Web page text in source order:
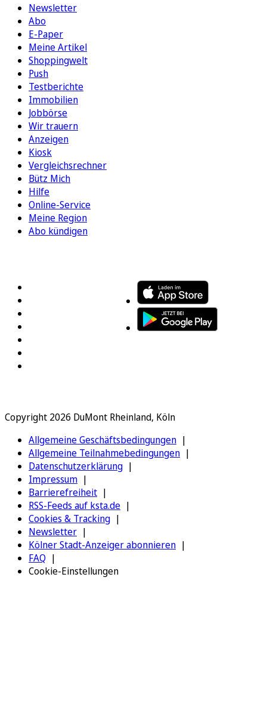
Newsletter
Abo
E-Paper
Meine Artikel
Shoppingwelt
Push
Testberichte
Immobilien
Jobbörse
Wir trauern
Anzeigen
Kiosk
Vergleichsrechner
Bütz Mich
Hilfe
Online-Service
Meine Region
Abo kündigen
Copyright 2026 DuMont Rheinland, Köln
Allgemeine Geschäftsbedingungen
Allgemeine Teilnahmebedingungen
Datenschutzerklärung
Impressum
Barrierefreiheit
RSS-Feeds auf ksta.de
Cookies & Tracking
Newsletter
Kölner Stadt-Anzeiger abonnieren
FAQ
Cookie-Einstellungen